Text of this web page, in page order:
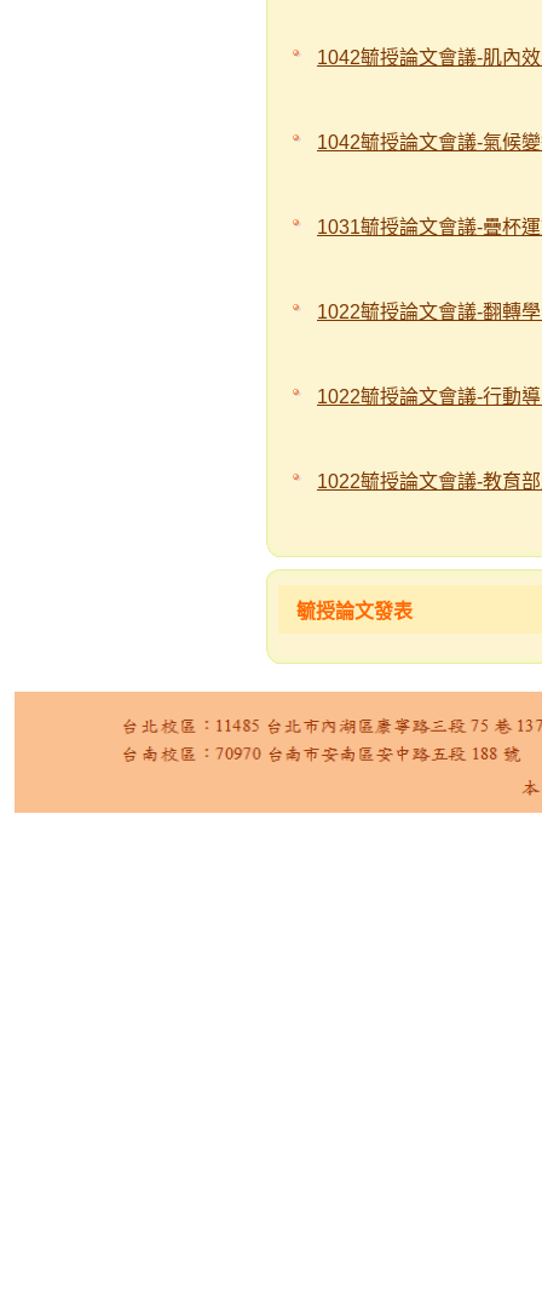
1042毓授論文會議-肌內
1042毓授論文會議-氣候
1031毓授論文會議-疊杯
1022毓授論文會議-翻轉
1022毓授論文會議-行動
1022毓授論文會議-教育
毓授論文發表